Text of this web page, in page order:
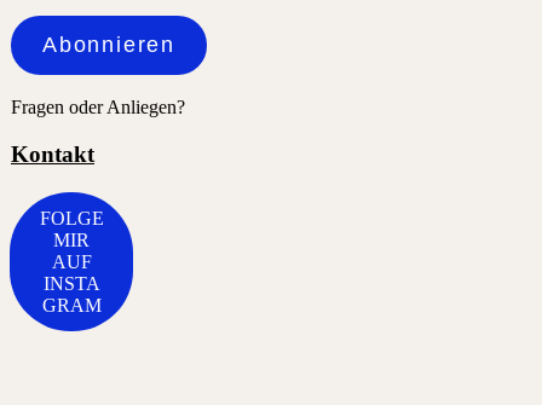
Adresse
Abonnieren
Fragen oder Anliegen?
Kontakt
FOLGE
MIR
AUF
INSTA
GRAM